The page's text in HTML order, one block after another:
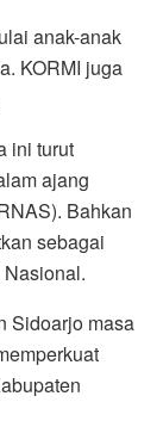
anak-anak
KORMI juga
ini turut
ajang
Bahkan
sebagai
Nasional.
Sidoarjo masa